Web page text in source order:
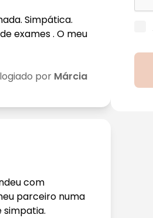
Simpática.
exames . O meu
por Márcia
com
parceiro numa
simpatia.